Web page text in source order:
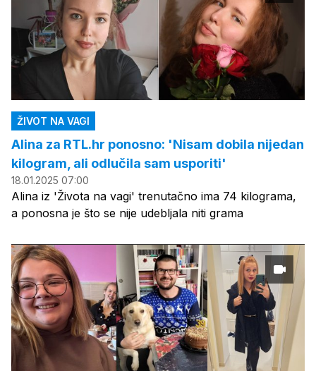
ŽIVOT NA VAGI
Alina za RTL.hr ponosno: 'Nisam dobila nijedan
kilogram, ali odlučila sam usporiti'
18.01.2025 07:00
Alina iz 'Života na vagi' trenutačno ima 74 kilograma,
a ponosna je što se nije udebljala niti grama